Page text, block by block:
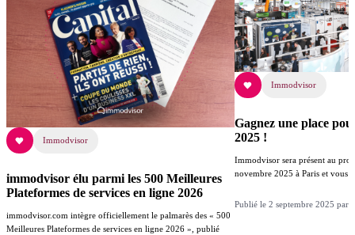
Immodvisor
immodvisor élu parmi les 500 Meilleures
Plateformes de services en ligne 2026
immodvisor.com intègre officiellement le palmarès des « 500
Meilleures Plateformes de services en ligne 2026 », publié
Immodvisor
Gagnez une place
2025 !
Immodvisor sera présent au
novembre 2025 à Paris et vous
Publié le 2 septembre 2025 par